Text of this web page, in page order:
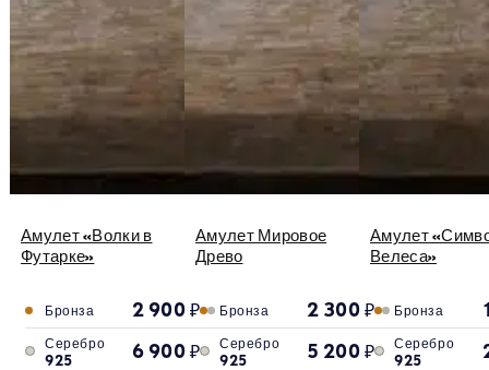
Амулет «Волки в
Футарке»
Бронза 2 900₽
Серебро
925
6 900₽
Амулет Мировое
Древо
Бронза 2 300₽
Серебро
925
5 200₽
Амулет
Велеса»
Бронза
Серебро
925